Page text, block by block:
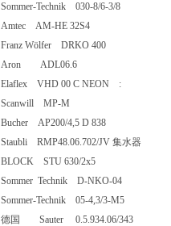
Sommer-Technik 030-8/6-3/8
Amtec AM-HE 32S4
Franz Wölfer DRKO 400
Aron ADL06.6
Elaflex VHD 00 C NEON :
Scanwill MP-M
Bucher AP200/4,5 D 838
Staubli RMP48.06.702/JV 集水器
BLOCK STU 630/2x5
Sommer Technik D-NKO-04
Sommer-Technik 05-4,3/3-M5
德国 Sauter 0.5.934.06/343